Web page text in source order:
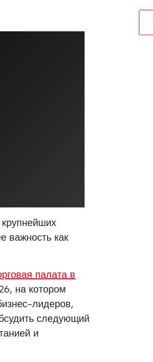
крупнейших
важность как
палата в
на котором
лидеров,
следующий
и